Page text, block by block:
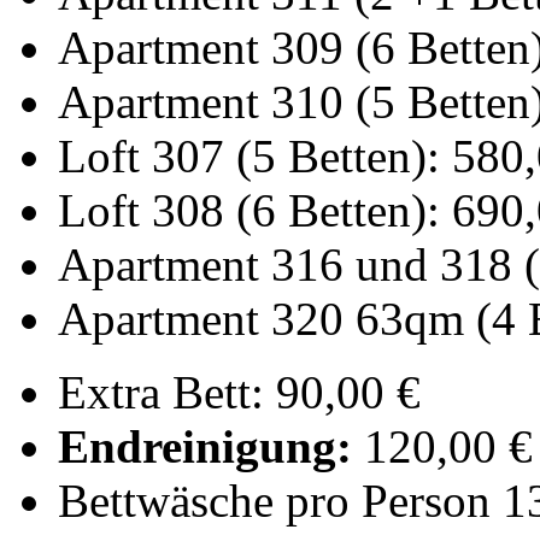
Apartment 309 (6
Apartment 310 (5
Loft 307 (5 Betten):
Loft 308 (6 Betten):
Apartment 316 und 318
Apartment 320 63qm (4
Extra Bett: 90,00 €
Endreinigung: 120,00 €
Bettwäsche pro Person